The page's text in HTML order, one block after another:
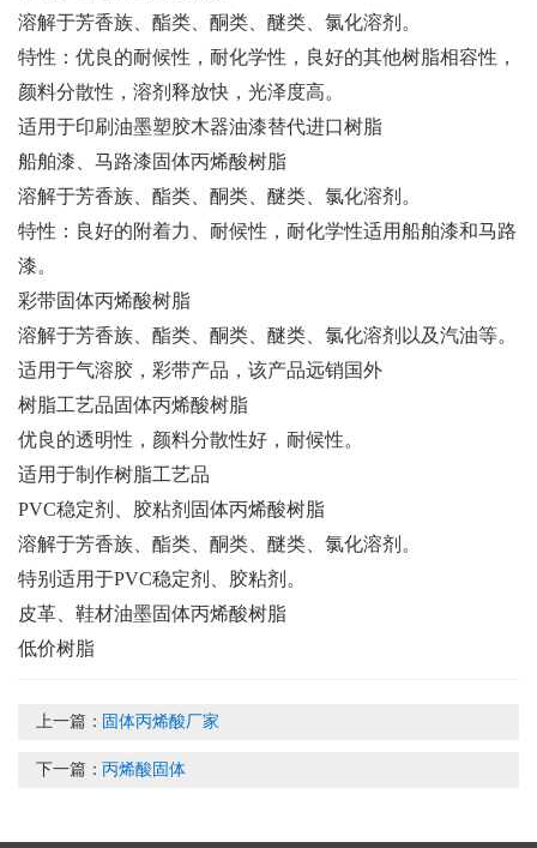
溶解于芳香族、酯类、酮类、醚类、氯化溶剂。
特性：优良的耐候性，耐化学性，良好的其他树脂相容性，
颜料分散性，溶剂释放快，光泽度高。
适用于印刷油墨塑胶木器油漆替代进口树脂
船舶漆、马路漆固体丙烯酸树脂
溶解于芳香族、酯类、酮类、醚类、氯化溶剂。
特性：良好的附着力、耐候性，耐化学性适用船舶漆和马路
漆。
彩带固体丙烯酸树脂
溶解于芳香族、酯类、酮类、醚类、氯化溶剂以及汽油等。
适用于气溶胶，彩带产品，该产品远销国外
树脂工艺品固体丙烯酸树脂
优良的透明性，颜料分散性好，耐候性。
适用于制作树脂工艺品
PVC稳定剂、胶粘剂固体丙烯酸树脂
溶解于芳香族、酯类、酮类、醚类、氯化溶剂。
特别适用于PVC稳定剂、胶粘剂。
皮革、鞋材油墨固体丙烯酸树脂
低价树脂
上一篇： 固体丙烯酸厂家
下一篇：丙烯酸固体